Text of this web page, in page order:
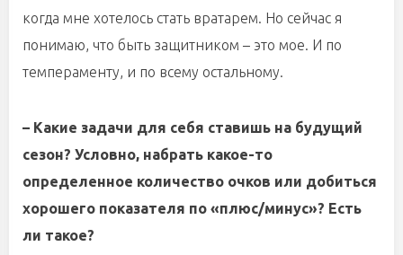
когда мне хотелось стать вратарем. Но сейчас я
понимаю, что быть защитником – это мое. И по
темпераменту, и по всему остальному.
– Какие задачи для себя ставишь на будущий
сезон? Условно, набрать какое-то
определенное количество очков или добиться
хорошего показателя по «плюс/минус»? Есть
ли такое?